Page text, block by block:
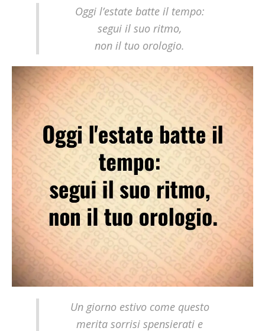
Oggi l’estate batte il tempo:
segui il suo ritmo,
non il tuo orologio.
Un giorno estivo come questo
merita sorrisi spensierati e